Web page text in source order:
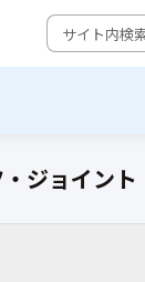
ジョイント